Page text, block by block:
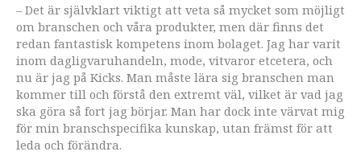
– Det är självklart viktigt att veta så mycket som möjligt
om branschen och våra produkter, men där finns det
redan fantastisk kompetens inom bolaget. Jag har varit
inom dagligvaruhandeln, mode, vitvaror etcetera, och
nu är jag på Kicks. Man måste lära sig branschen man
kommer till och förstå den extremt väl, vilket är vad jag
ska göra så fort jag börjar. Man har dock inte värvat mig
för min branschspecifika kunskap, utan främst för att
leda och förändra.